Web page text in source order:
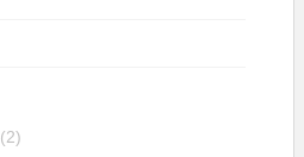
(2)